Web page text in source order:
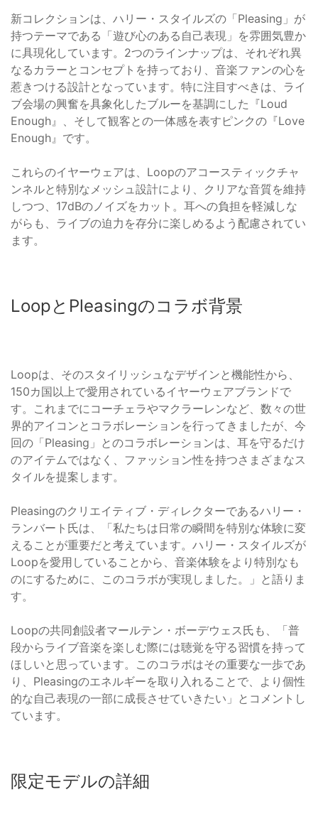
新コレクションは、ハリー・スタイルズの「Pleasing」が
持つテーマである「遊び心のある自己表現」を雰囲気豊か
に具現化しています。2つのラインナップは、それぞれ異
なるカラーとコンセプトを持っており、音楽ファンの心を
惹きつける設計となっています。特に注目すべきは、ライ
ブ会場の興奮を具象化したブルーを基調にした『Loud
Enough』、そして観客との一体感を表すピンクの『Love
Enough』です。
これらのイヤーウェアは、Loopのアコースティックチャ
ンネルと特別なメッシュ設計により、クリアな音質を維持
しつつ、17dBのノイズをカット。耳への負担を軽減しな
がらも、ライブの迫力を存分に楽しめるよう配慮されてい
ます。
LoopとPleasingのコラボ背景
Loopは、そのスタイリッシュなデザインと機能性から、
150カ国以上で愛用されているイヤーウェアブランドで
す。これまでにコーチェラやマクラーレンなど、数々の世
界的アイコンとコラボレーションを行ってきましたが、今
回の「Pleasing」とのコラボレーションは、耳を守るだけ
のアイテムではなく、ファッション性を持つさまざまなス
タイルを提案します。
Pleasingのクリエイティブ・ディレクターであるハリー・
ランバート氏は、「私たちは日常の瞬間を特別な体験に変
えることが重要だと考えています。ハリー・スタイルズが
Loopを愛用していることから、音楽体験をより特別なも
のにするために、このコラボが実現しました。」と語りま
す。
Loopの共同創設者マールテン・ボーデウェス氏も、「普
段からライブ音楽を楽しむ際には聴覚を守る習慣を持って
ほしいと思っています。このコラボはその重要な一歩であ
り、Pleasingのエネルギーを取り入れることで、より個性
的な自己表現の一部に成長させていきたい」とコメントし
ています。
限定モデルの詳細